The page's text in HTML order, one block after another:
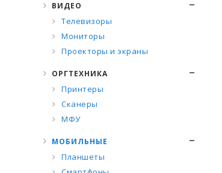
ВИДЕО
Телевизоры
Мониторы
Проекторы и экраны
ОРГТЕХНИКА
Принтеры
Сканеры
МФУ
МОБИЛЬНЫЕ
Планшеты